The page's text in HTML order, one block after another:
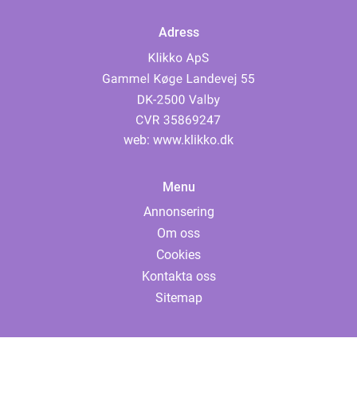
Adress
web: www.klikko.dk
Menu
Annonsering
Om oss
Cookies
Kontakta oss
Sitemap